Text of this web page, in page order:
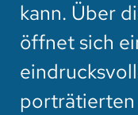
kann. Über
öffnet sich
porträtierten